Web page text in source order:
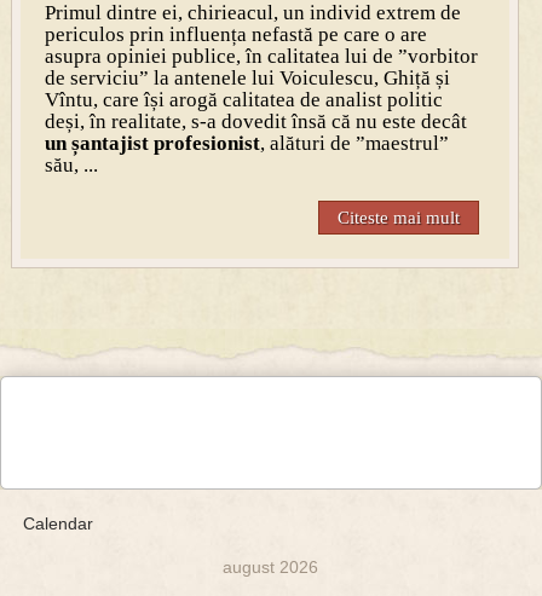
Primul dintre ei, chirieacul, un individ extrem de
periculos prin influența nefastă pe care o are
asupra opiniei publice, în calitatea lui de ”vorbitor
de serviciu” la antenele lui Voiculescu, Ghiță și
Vîntu, care își arogă calitatea de analist politic
deși, în realitate, s-a dovedit însă că nu este decât
un șantajist profesionist, alături de ”maestrul”
său, ...
Citeste mai mult
Calendar
august 2026